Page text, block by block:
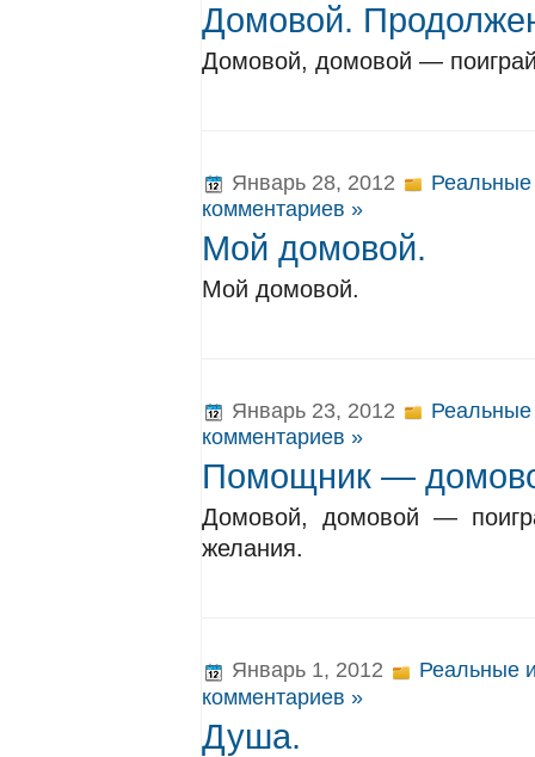
Домовой.
Домовой, домовой —
Январь 28, 2012
Реальные
комментариев »
Мой домовой.
Мой домовой.
Январь 23, 2012
Реальные
комментариев »
Помощник —
Домовой, домовой —
желания.
Январь 1, 2012
Реальные
комментариев »
Душа.